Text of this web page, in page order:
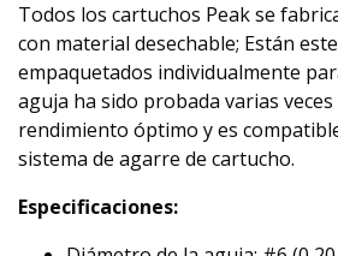
Todos los cartuchos Peak se
con material desechable; Están
empaquetados individualmente
aguja ha sido probada varias
rendimiento óptimo y es
sistema de agarre de cartucho.
Especificaciones: